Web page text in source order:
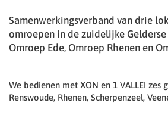
Samenwerkingsverband van drie
omroepen in de zuidelijke Gelderse
Omroep Ede, Omroep Rhenen en
We bedienen met XON en 1 VALLEI zes
Renswoude, Rhenen, Scherpenzeel,